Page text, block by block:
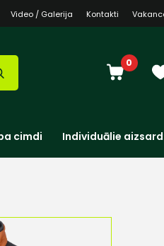
Video / Galerija Kontakti
0
cimdi Individuālie